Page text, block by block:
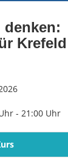
Krefeld
- 21:00 Uhr